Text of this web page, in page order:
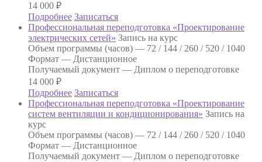
14 000 ₽
Подробнее Записаться
Профессиональная переподготовка «Проектирование
электрических сетей» Запись на курс
Объем программы (часов) — 72 / 144 / 260 / 520 / 1040
Формат — Дистанционное
Получаемый документ — Диплом о переподготовке
14 000 ₽
Подробнее Записаться
Профессиональная переподготовка «Проектирование
систем вентиляции и кондиционирования» Запись на
курс
Объем программы (часов) — 72 / 144 / 260 / 520 / 1040
Формат — Дистанционное
Получаемый документ — Диплом о переподготовке